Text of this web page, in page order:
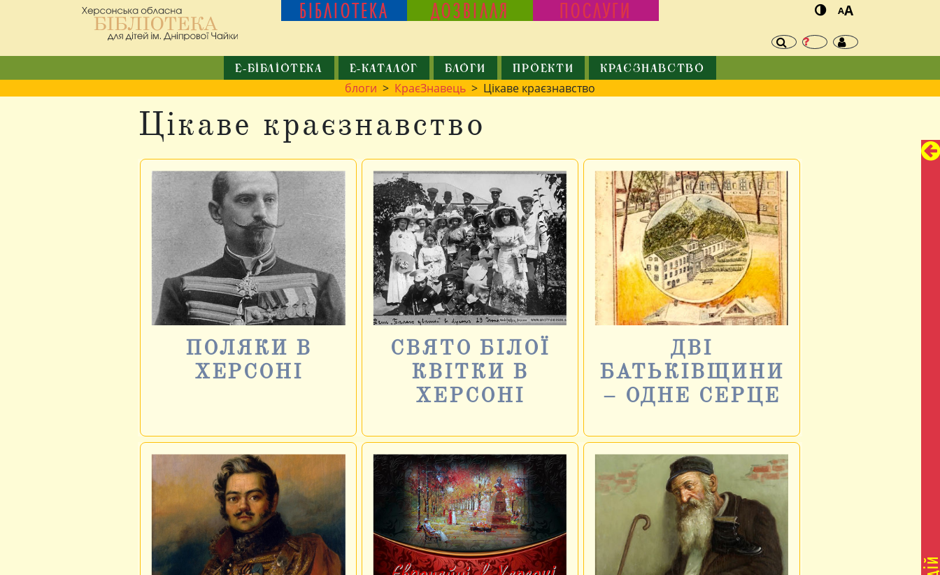
БІБЛІОТЕКА ДОЗВІЛЛЯ ПОСЛУГИ AA
Е-БІБЛІОТЕКА Е-КАТАЛОГ БЛОГИ ПРОЕКТИ КРАЄЗНАВСТВО
блоги > КраєЗнавець > Цікаве краєзнавство
Цікаве краєзнавство
ПОЛЯКИ В
ХЕРСОНІ
СВЯТО БІЛОЇ
КВІТКИ В
ХЕРСОНІ
ДВІ
БАТЬКІВЩИНИ
– ОДНЕ СЕРЦЕ